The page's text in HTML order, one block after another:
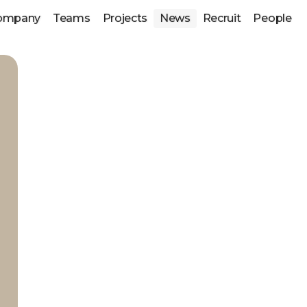
Teams Projects News Recruit People